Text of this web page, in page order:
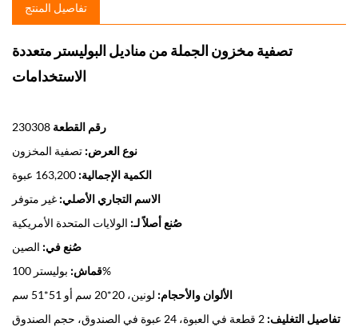
تفاصيل المنتج
تصفية مخزون الجملة من مناديل البوليستر متعددة
الاستخدامات
رقم القطعة
نوع العرض: تصفية المخزون
الكمية الإجمالية:
الاسم التجاري الأصلي: غير متوفر
صُنع أصلاً لـ: الولايات المتحدة الأمريكية
صُنع في: الصين
قماش:بوليستر 100%
الألوان والأحجام: لونين، 20*20 سم أو 51*51 سم
تفاصيل التغليف:
2 قطعة في العبوة، 24 عبوة في الصندوق، حجم الصندوق